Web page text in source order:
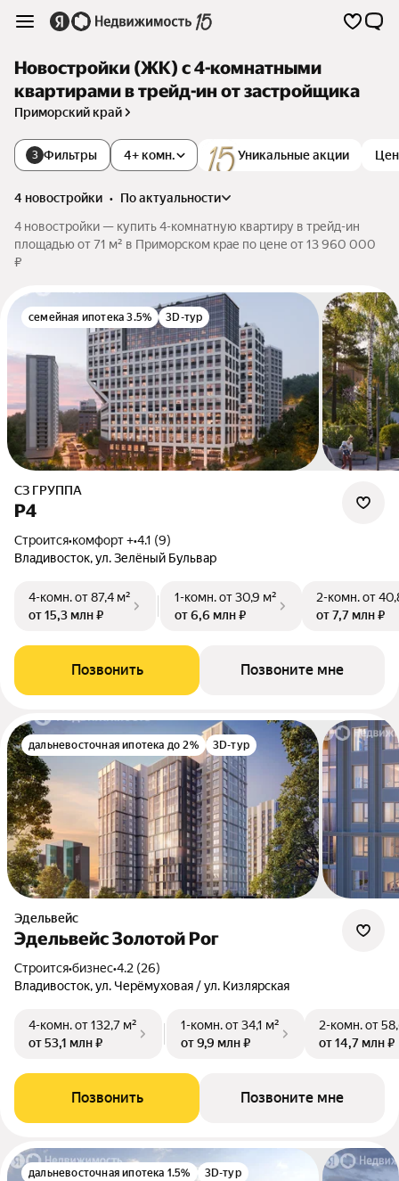
Новостройки (ЖК) с 4-комнатными
квартирами в трейд-ин от застройщика
Приморский край
3 Фильтры Уникальные акции
4+ комн.
4 новостройки •
по актуальности
4 новостройки — купить 4-комнатную квартиру в трейд-ин
площадью от 71 м² в Приморском крае по цене от 13 960 000
₽
семейная ипотека 3.5% 3D-тур
СЗ ГРУППА
Р4
Строится•комфорт +•4.1 (9)
Владивосток, ул. Зелёный Бульвар
4-комн.от 87,4 м²
от 15,3 млн ₽
1-комн.от 30,9 м²
от 6,6 млн ₽
2-комн.от
от 7,7 млн ₽
Позвонить Позвоните мне
дальневосточная ипотека до 2% 3D-тур
Эдельвейс
Эдельвейс Золотой Рог
Строится•бизнес•4.2 (26)
Владивосток, ул. Черёмуховая / ул. Кизлярская
4-комн.от 132,7 м²
от 53,1 млн ₽
1-комн.от 34,1 м²
от 9,9 млн ₽
2-комн.от
от 14,7 млн ₽
Позвонить Позвоните мне
дальневосточная ипотека 1.5% 3D-тур